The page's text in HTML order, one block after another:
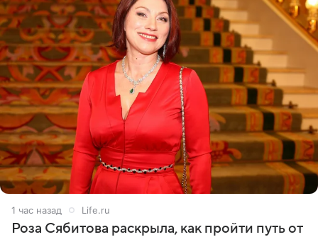
1 час назад Life.ru
Роза Сябитова раскрыла, как пройти путь от